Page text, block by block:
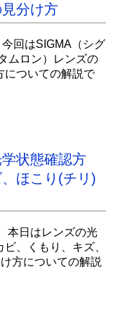
分け方
回はSIGMA（シグ
ムロン）レンズの
についての解説で
状態確認方
ほこり(チリ)
本日はレンズの光
、くもり、キズ、
方についての解説